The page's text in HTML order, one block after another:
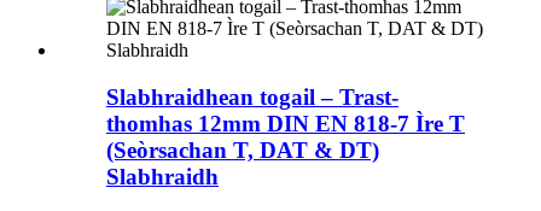
Slabhraidhean togail – Trast-
thomhas 12mm DIN EN 818-7 Ìre T
(Seòrsachan T, DAT & DT)
Slabhraidh